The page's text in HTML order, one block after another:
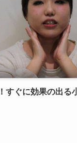
すぐに効果の出る